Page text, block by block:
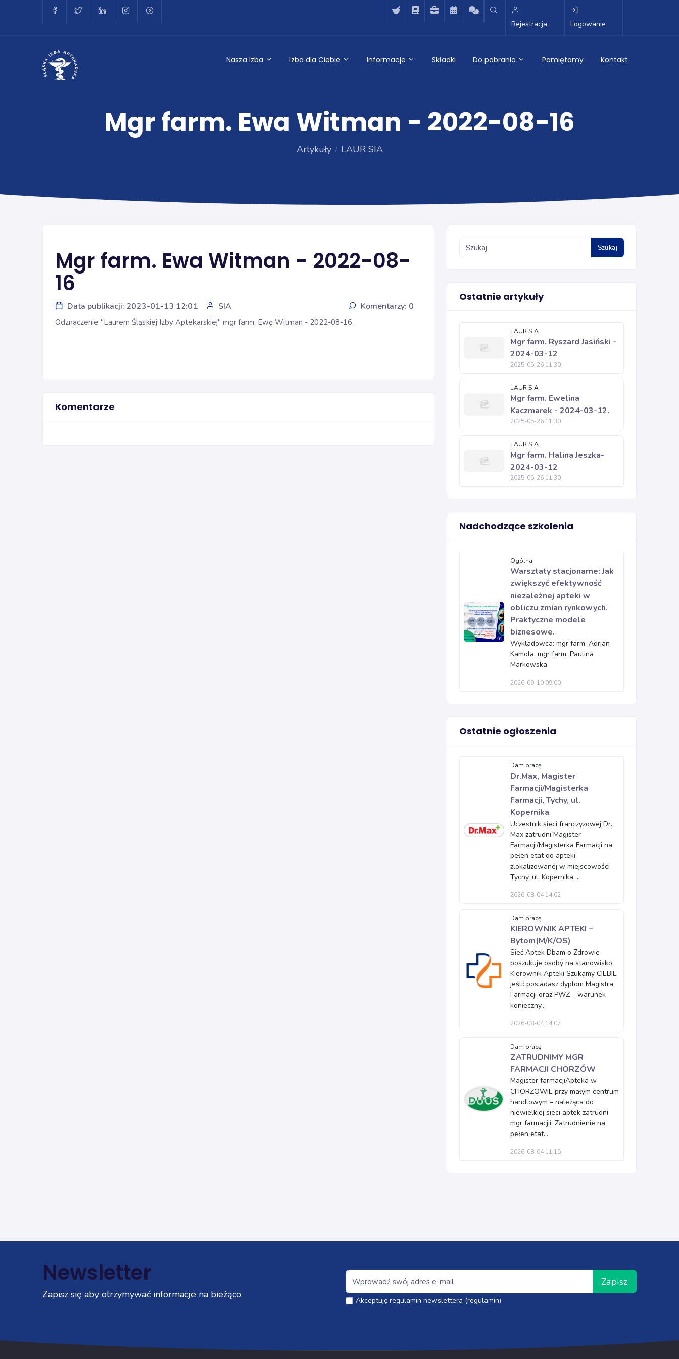
Rejestracja Logowanie
Nasza Izba Izba dla Ciebie Informacje Składki Do pobrania Pamiętamy Kontakt
Mgr farm. Ewa Witman - 2022-08-16
Artykuły LAUR SIA
Mgr farm. Ewa Witman - 2022-08-
16
Data publikacji: 2023-01-13 12:01 SIA Komentarzy: 0
Odznaczenie "Laurem Śląskiej Izby Aptekarskiej" mgr farm. Ewę Witman - 2022-08-16.
Komentarze
Szukaj
Ostatnie artykuły
LAUR SIA
Mgr farm. Ryszard Jasiński -
2024-03-12
2025-05-26 11:30
LAUR SIA
Mgr farm. Ewelina
Kaczmarek - 2024-03-12.
2025-05-26 11:30
LAUR SIA
Mgr farm. Halina Jeszka-
2024-03-12
2025-05-26 11:30
Nadchodzące szkolenia
Ogólna
Warsztaty stacjonarne: Jak
zwiększyć efektywność
niezależnej apteki w
obliczu zmian rynkowych.
Praktyczne modele
biznesowe.
Wykładowca: mgr farm. Adrian
Kamola, mgr farm. Paulina
Markowska
2026-09-10 09:00
Ostatnie ogłoszenia
Dam pracę
Dr.Max, Magister
Farmacji/Magisterka
Farmacji, Tychy, ul.
Kopernika
Uczestnik sieci franczyzowej Dr.
Max zatrudni Magister
Farmacji/Magisterka Farmacji na
pełen etat do apteki
zlokalizowanej w miejscowości
Tychy, ul. Kopernika ...
2026-08-04 14:02
Dam pracę
KIEROWNIK APTEKI –
Bytom(M/K/OS)
Sieć Aptek Dbam o Zdrowie
poszukuje osoby na stanowisko:
Kierownik Apteki Szukamy CIEBIE
jeśli: posiadasz dyplom Magistra
Farmacji oraz PWZ – warunek
konieczny...
2026-08-04 14:07
Dam pracę
ZATRUDNIMY MGR
FARMACJI CHORZÓW
Magister farmacjiApteka w
CHORZOWIE przy małym centrum
handlowym – należąca do
niewielkiej sieci aptek zatrudni
mgr farmacjii. Zatrudnienie na
pełen etat...
2026-08-04 11:15
Newsletter
Zapisz się aby otrzymywać informacje na bieżąco.
Zapisz
Akceptuję regulamin newslettera (regulamin)